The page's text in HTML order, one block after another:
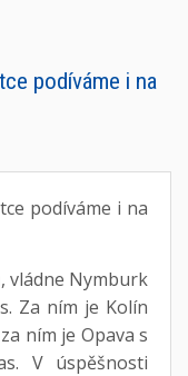
podíváme i na
podíváme i na
vládne Nymburk
Za ním je Kolín
ním je Opava s
V úspěšnosti